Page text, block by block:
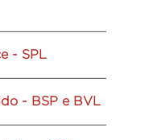
- SPL
- BSP e BVL